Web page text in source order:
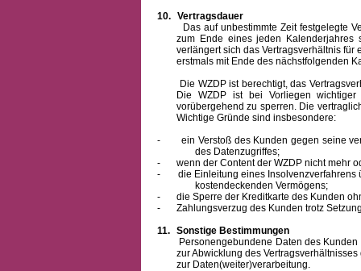
10. Vertragsdauer
Das auf unbestimmte Zeit festgelegte
zum Ende eines jeden Kalenderjahres
verlängert sich das Vertragsverhältnis
erstmals mit Ende des nächstfolgenden
Die WZDP ist berechtigt, das
Die WZDP ist bei Vorliegen
vorübergehend zu sperren. Die
Wichtige Gründe sind insbesondere:
-
ein Verstoß des Kunden gegen seine
des Datenzugriffes;
-
wenn der Content der WZDP nicht mehr
-
die Einleitung eines
kostendeckenden Vermögens;
-
die Sperre der Kreditkarte des Kunden
-
Zahlungsverzug des Kunden trotz
11. Sonstige Bestimmungen
Personengebundene Daten des Kunden
zur Abwicklung des
zur Daten(weiter)verarbeitung.